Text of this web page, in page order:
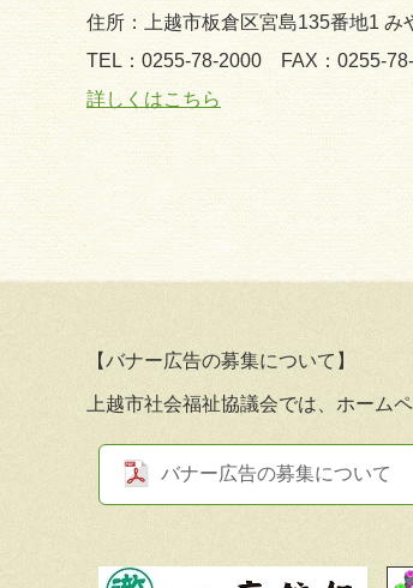
住所：上越市板倉区宮島135番地1 み
TEL：0255-78-2000
FAX：0255-
詳しくはこちら
【バナー広告の募集について】
上越市社会福祉協議会では、ホーム
バナー広告の募集について